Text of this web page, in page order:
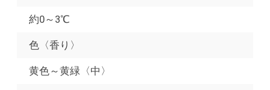
約0～3℃
色〈香り〉
黄色～黄緑〈中〉